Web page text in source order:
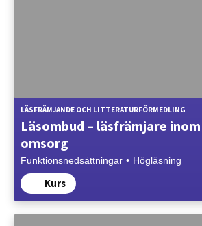
LÄSFRÄMJANDE OCH LITTERATURFÖRMEDLING
Läsombud – läsfrämjare
omsorg
Funktionsnedsättningar Högläsning
Kurs